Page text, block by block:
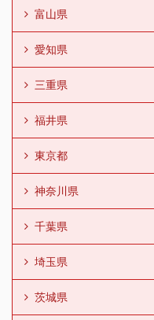
富山県
愛知県
三重県
福井県
東京都
神奈川県
千葉県
埼玉県
茨城県